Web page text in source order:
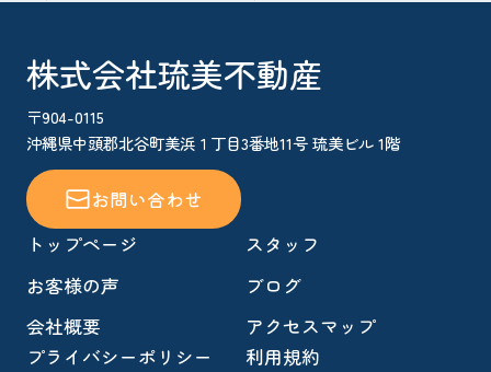
株式会社琉美不動産
〒904-0115
沖縄県中頭郡北谷町美浜１丁目3番地11号 琉美ビル 1階
お問い合わせ
トップページ
スタッフ
お客様の声
ブログ
会社概要
アクセスマップ
プライバシーポリシー
利用規約